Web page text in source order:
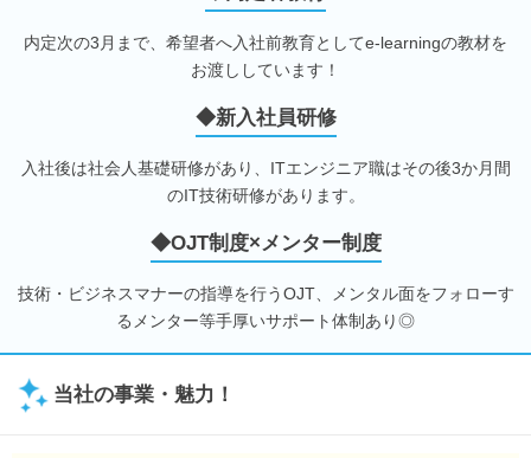
内定次の3月まで、希望者へ入社前教育としてe-learningの教材を
お渡ししています！
◆新入社員研修
入社後は社会人基礎研修があり、ITエンジニア職はその後3か月間
のIT技術研修があります。
◆OJT制度×メンター制度
技術・ビジネスマナーの指導を行うOJT、メンタル面をフォローす
るメンター等手厚いサポート体制あり◎
当社の事業・魅力！